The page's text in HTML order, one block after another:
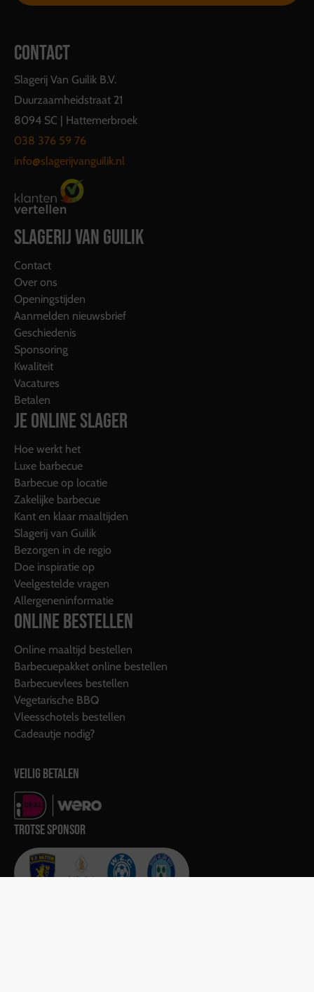
CONTACT
Slagerij Van Guilik B.V.
Duurzaamheidstraat 21
8094 SC | Hattemerbroek
038 376 59 76
info@slagerijvanguilik.nl
SLAGERIJ VAN GUILIK
Contact
Over ons
Openingstijden
Aanmelden nieuwsbrief
Geschiedenis
Sponsoring
Kwaliteit
Vacatures
Betalen
JE ONLINE SLAGER
Hoe werkt het
Luxe barbecue
Barbecue op locatie
Zakelijke barbecue
Kant en klaar maaltijden
Slagerij van Guilik
Bezorgen in de regio
Doe inspiratie op
Veelgestelde vragen
Allergeneninformatie
ONLINE BESTELLEN
Online maaltijd bestellen
Barbecuepakket online bestellen
Barbecuevlees bestellen
Vegetarische BBQ
Vleesschotels bestellen
Cadeautje nodig?
VEILIG BETALEN
TROTSE SPONSOR